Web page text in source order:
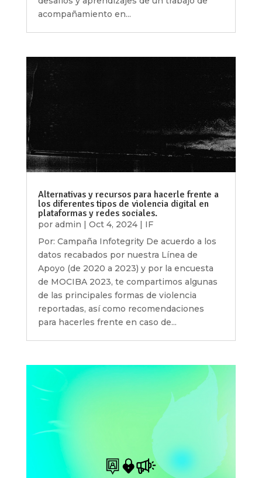
acompañamiento en...
Alternativas y recursos para hacerle frente a
los diferentes tipos de violencia digital en
plataformas y redes sociales.
por admin | Oct 4, 2024| IF
Por: Campaña Infotegrity De acuerdo a los
datos recabados por nuestra Línea de
Apoyo (de 2020 a 2023) y por la encuesta
de MOCIBA 2023, te compartimos algunas
de las principales formas de violencia
reportadas, así como recomendaciones
para hacerles frente en caso de...